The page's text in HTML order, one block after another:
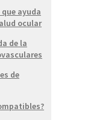
ayuda
ocular
de la
de